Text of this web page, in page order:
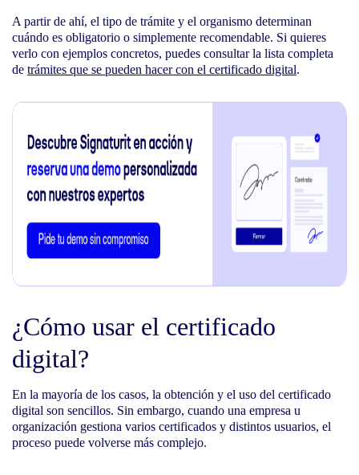
A partir de ahí, el tipo de trámite y el organismo determinan
cuándo es obligatorio o simplemente recomendable. Si quieres
verlo con ejemplos concretos, puedes consultar la lista completa
de trámites que se pueden hacer con el certificado digital.
¿Cómo usar el certificado
digital?
En la mayoría de los casos, la obtención y el uso del certificado
digital son sencillos. Sin embargo, cuando una empresa u
organización gestiona varios certificados y distintos usuarios, el
proceso puede volverse más complejo.